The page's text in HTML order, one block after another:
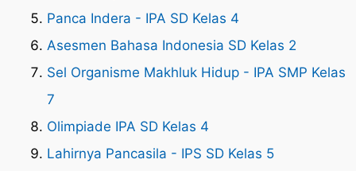
Panca Indera - IPA SD Kelas 4
Asesmen Bahasa Indonesia SD Kelas 2
Sel Organisme Makhluk Hidup - IPA SMP Kelas
7
Olimpiade IPA SD Kelas 4
Lahirnya Pancasila - IPS SD Kelas 5